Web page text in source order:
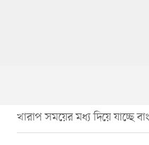
খারাপ সময়ের মধ্য দিয়ে যাচ্ছে